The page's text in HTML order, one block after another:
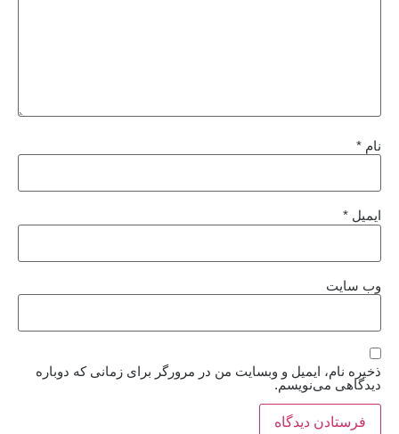
نام *
ایمیل *
وب‌ سایت
ذخیره نام، ایمیل و وبسایت من در مرورگر برای زمانی که دوباره
دیدگاهی می‌نویسم.